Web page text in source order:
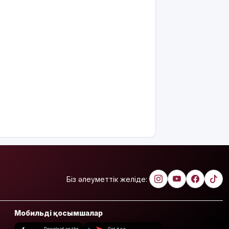
Біз әлеуметтік желіде:
Мобильді қосымшалар